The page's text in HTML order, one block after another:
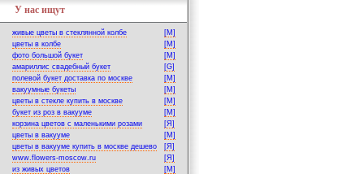
У нас ищут
живые цветы в стеклянной колбе
[M]
цветы в колбе
[M]
фото большой букет
[M]
амариллис свадебный букет
[G]
полевой букет доставка по москве
[M]
вакуумные букеты
[M]
цветы в стекле купить в москве
[M]
букет из роз в вакууме
[M]
корзина цветов с маленькими розами
[Я]
цветы в вакууме
[M]
цветы в вакууме купить в москве дешево
[Я]
www.flowers-moscow.ru
[Я]
из живых цветов
[M]